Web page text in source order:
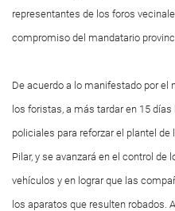
representantes de los foros
compromiso del mandatario
De acuerdo a lo manifestado por
los foristas, a más tardar en 15
policiales para reforzar el plantel
Pilar, y se avanzará en el control
vehículos y en lograr que las
los aparatos que resulten robados.